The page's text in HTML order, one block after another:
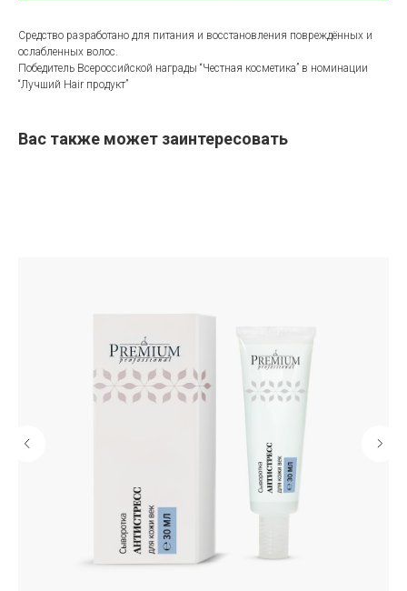
Средство разработано для питания и восстановления повреждённых и
ослабленных волос.
Победитель Всероссийской награды “Честная косметика” в номинации
“Лучший Hair продукт”
Вас также может заинтересовать